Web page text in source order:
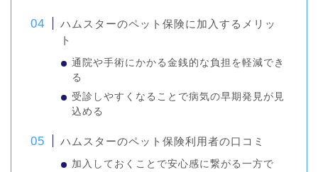
ハムスターのペット保険に加入するメリッ
ト
通院や手術にかかる金銭的な負担を軽減でき
る
受診しやすくなることで病気の早期発見が見
込める
ハムスターのペット保険利用者の口コミ
加入しておくことで安心感に繋がる一方で